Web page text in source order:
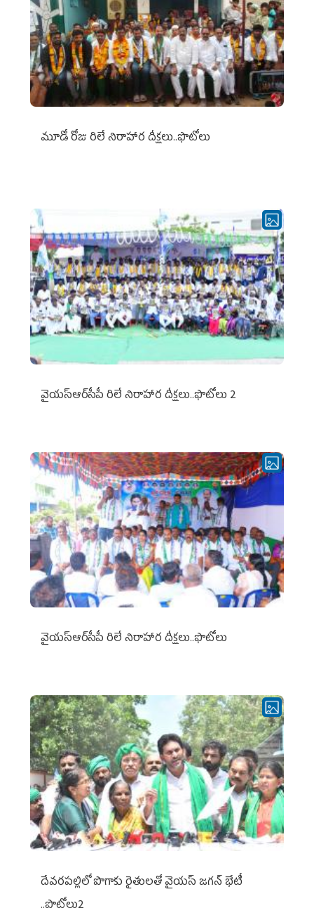
మూడో రోజు రిలే నిరాహార దీక్షలు..ఫొటోలు
వైయ‌స్ఆర్‌సీపీ రిలే నిరాహార దీక్షలు..ఫొటోలు 2
వైయ‌స్ఆర్‌సీపీ రిలే నిరాహార దీక్షలు..ఫొటోలు
దేవరపల్లిలో పొగాకు రైతులతో వైయస్ జగన్ భేటీ